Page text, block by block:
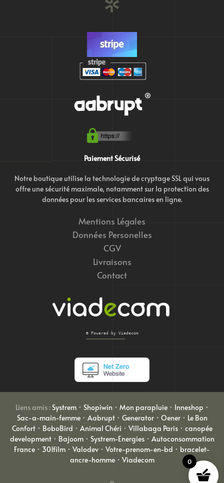
Paiement Sécurisé
Notre boutique utilise la technologie de cryptage SSL qui vous
offre une sécurité maximale, notamment sur la protection des
données pour les services bancaires en ligne.
Mentions Légales
Données Personelles
CGV
Livraisons
Contact
© Powered by Viadecom
Liens amis :Systrem• Shopiwin • Mon parapluie• Inneshop •
Sac-a-main-femme• Aabrupt• Generator• Oener• Le Bon
Confort• BoboBird • Animal Chéri • Villabaga Paris• canopée
development• Bajoom• Systrem-Energies• Autoconsommation
France • 301film • Valodev • Votre-prenom-en-bd • bracelet-
ancre-homme• Viadecom 0